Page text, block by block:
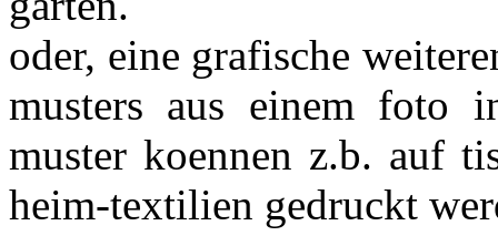
oder, eine grafische
musters aus einem foto
muster koennen z.b. auf
heim-textilien gedruckt